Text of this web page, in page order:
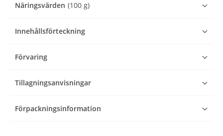
Näringsvärden (100 g)
Innehållsförteckning
Förvaring
Tillagningsanvisningar
Förpackningsinformation